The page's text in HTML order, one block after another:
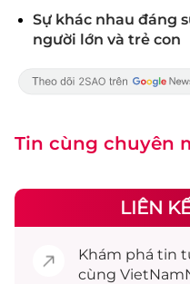
Sự khác nhau đáng
người lớn và trẻ con
Tin cùng chuyên
LIÊN
Khám phá tin
cùng